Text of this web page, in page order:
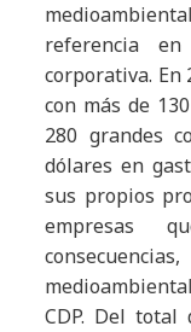
referencia en
corporativa. En
con más de
280 grandes
dólares en
sus propios
empresas
CDP. Del